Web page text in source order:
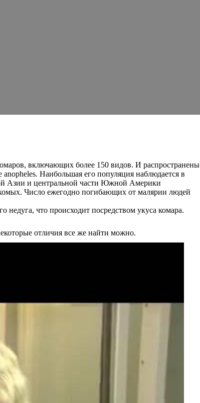
включающих более 150 видов. И распространены
Наибольшая его популяция наблюдается в
Азии и центральной части Южной Америки
Число ежегодно погибающих от малярии людей
недуга, что происходит посредством укуса комара.
отличия все же найти можно.